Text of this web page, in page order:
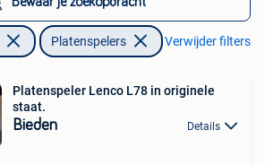
Platenspelers Verwijder filters
Platenspeler Lenco L78 in originele
staat.
Bieden Details